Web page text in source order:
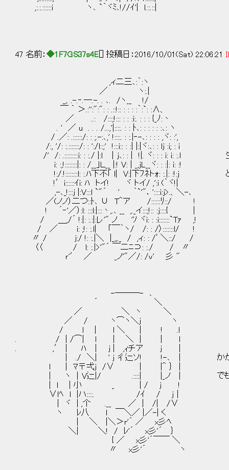
,:.:.::::::i ヽ､ `｀ヾﾐ､!//ｲ'| l.::.::|
47 名前： ◆1F7GS37s4E [] 投稿日：2016/10/01(Sat) 22:06:21
,ィ二三､:｀:ヽ
／ ヽ:.|
_,. .-.‐.―.-. . ､. /ヽ__ !/
￣ ｀ ＞.:'':":": : .::!:: : : : :｀:`: :∧、
／ ..: /:::;!::: : : :i:. : : : {_ﾉ:丶
. ' ／ u . . . /...,'|::::. : : ﾄ､: : : : : :､: ヽ
/ .／: .::::::/: : ;.-:､,' !::::. : :.|‐-､: : : : ,ヾ: :',
/:, '/: :.:::::::/: : ':/l::;' !:::i:: : :| |:|ヾ:､: : lj :i; : i
/' /: .:::::::::i: : :./ |:ｌ ｜j､: : | !|. ヾ: : : i: i: :.l 生
i: :,!::::::::|: : /__｣Ｌ__ |:! V: | _,jL__ヾ: : :|: i: :!
!:/.!::::::::l: :.ﾊ下不｢ l| V:|下ﾌﾈトｫ: :.|: :!:j どう
!′i::::::ｲi: ﾊ トイ! ヾ トイ/ ,':i (｀ヾ!|
,-､_!:::j |:V:::l `"´ ' ｀`'"．'::::i:j>.、＼-､
／(ノノ）二つ::ﾄ､ ∪ T＾ア /::::::ﾘ::/ !
! ´‐'／）:l: :::l:|:::丶,.､ __ ,._イ:::;!:: :j::::{ |
/ ＿,/´ !:|: :.:|:レ'" ノ 'ｿ ヾi: : :i:::::::`Tｧ ,!
/ ／ i: ;!: :.l| 「￣｀ヽ/ /: : /〉:::::::l/ !
〃 / j:/ !: :.|＼ |_,,._ / ,ィ: : /ﾞ ＼::/ /
〈〈 / l: :.|>'"´ ￣二ﾆ⊃: :./ / 〃
ｒ'′ ／ _ノ'"／/: /v' 彡 "
-―――- ､
´ ＼
／ ＼ ヽ ＼
／ / ヽ⌒ヽ＼j ヽ
/ l | l ＼ │ ! .l
. / | /⌒| l | ＼ | | l
. ,′│ ﾊ │ j | ,ｨチア j |
| ./ ＼| ' j 彳辷ソ! !-､ | かがみさんから
ｌ │ ﾏ〒弌ｊ /∨ | |＾ ｝ |
| ヽ │V辷|/ .::::| |_ノ | でも… こなたさん
| l | 小 _ | / j !
∨lﾍ l |ハ::::. /ｲ / j│
| ヾ | ,个 .__ ／ | /| /∨
ヽ ﾚ八 l ￣＼／ |／-| く
| ＼ |＼＞r'´ ／ x彡ﾍ
＼| ＼! / ﾚ'´ x彡'´ ｝
{ ／ x彡'´￣￣ ＼
〃 x彡'´ ヽ